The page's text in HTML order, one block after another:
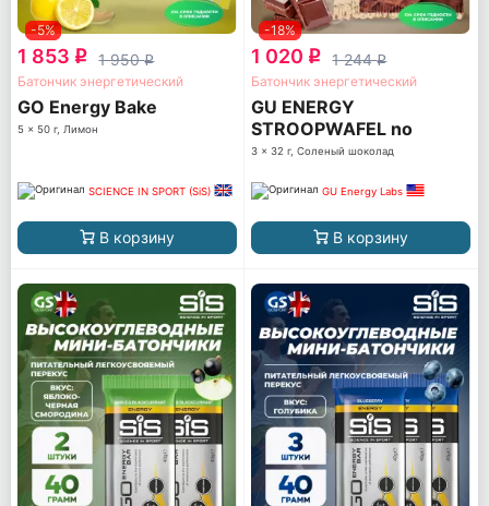
-5%
1 853 q 1 950q
Батончик энергетический
GO Energy Bake
5 x 50 г, Лимон
SCIENCE IN SPORT (SiS)
В корзину
-18%
1 020 q 1 244q
Батончик энергетический
GU ENERGY
STROOPWAFEL no
caffeine
3 x 32 г, Соленый шоколад
GU Energy Labs
В корзину